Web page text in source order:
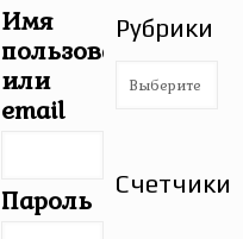
Имя
пользователя
или
email
Пароль
Рубрики
Рубрики
Счетчики